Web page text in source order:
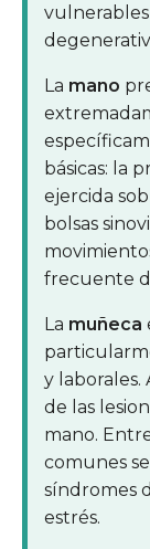
vulnerables
La mano
básicas: la
ejercida
bolsas
frecuente
La muñeca
y
de las
mano.
comunes
síndromes
estrés.